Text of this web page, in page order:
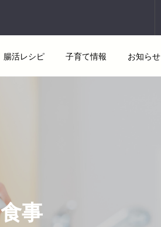
腸活レシピ 子育て情報 お知らせ
食事